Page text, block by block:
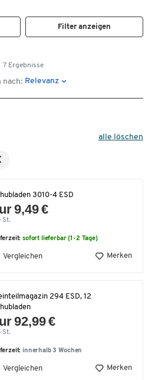
Filter anzeigen
7 Ergebnisse
nach: Relevanz
alle löschen
3010-4 ESD
9,49 €
St.
sofort lieferbar (1-2 Tage)
Vergleichen Merken
294 ESD, 12
92,99 €
St.
innerhalb 3 Wochen
Vergleichen Merken